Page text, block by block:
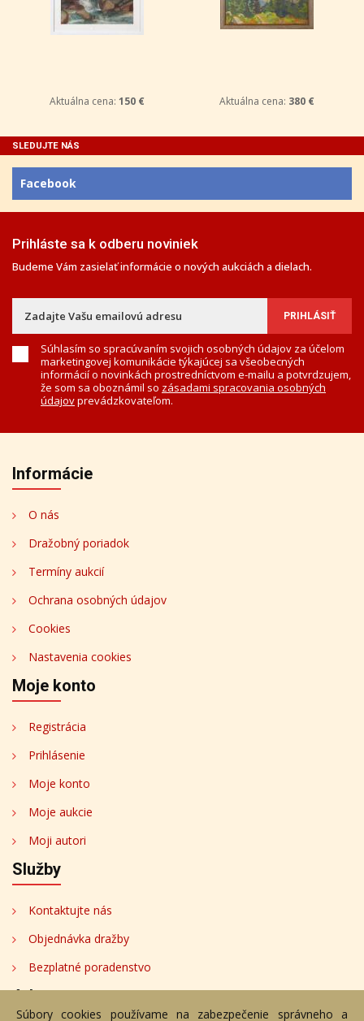
Aktuálna cena: 150 € Aktuálna cena: 380 €
SLEDUJTE NÁS
Facebook
Prihláste sa k odberu noviniek
Budeme Vám zasielať informácie o nových aukciách a dielach.
Súhlasím so spracúvaním svojich osobných údajov za účelom
marketingovej komunikácie týkajúcej sa všeobecných
informácií o novinkách prostredníctvom e-mailu a potvrdzujem,
že som sa oboznámil so zásadami spracovania osobných
údajovprevádzkovateľom.
Informácie
O nás
Dražobný poriadok
Termíny aukcií
Ochrana osobných údajov
Cookies
Nastavenia cookies
Moje konto
Registrácia
Prihlásenie
Moje konto
Moje aukcie
Moji autori
Služby
Kontaktujte nás
Objednávka dražby
Bezplatné poradenstvo
Adresa
Súbory cookies používame na zabezpečenie správneho a